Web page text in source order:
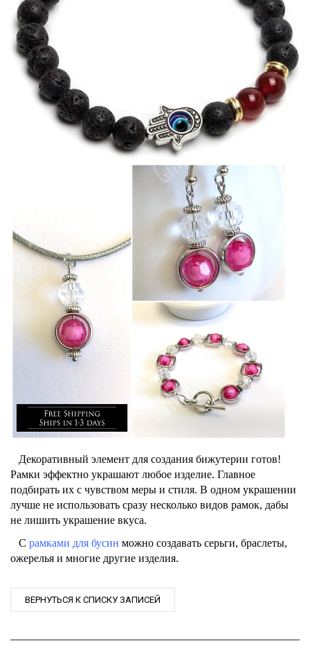
Декоративный элемент для создания бижутерии готов!
Рамки эффектно украшают любое изделие. Главное
подбирать их с чувством меры и стиля. В одном украшении
лучше не использовать сразу несколько видов рамок, дабы
не лишить украшение вкуса.
С рамками для бусин можно создавать серьги, браслеты,
ожерелья и многие другие изделия.
ВЕРНУТЬСЯ К СПИСКУ ЗАПИСЕЙ